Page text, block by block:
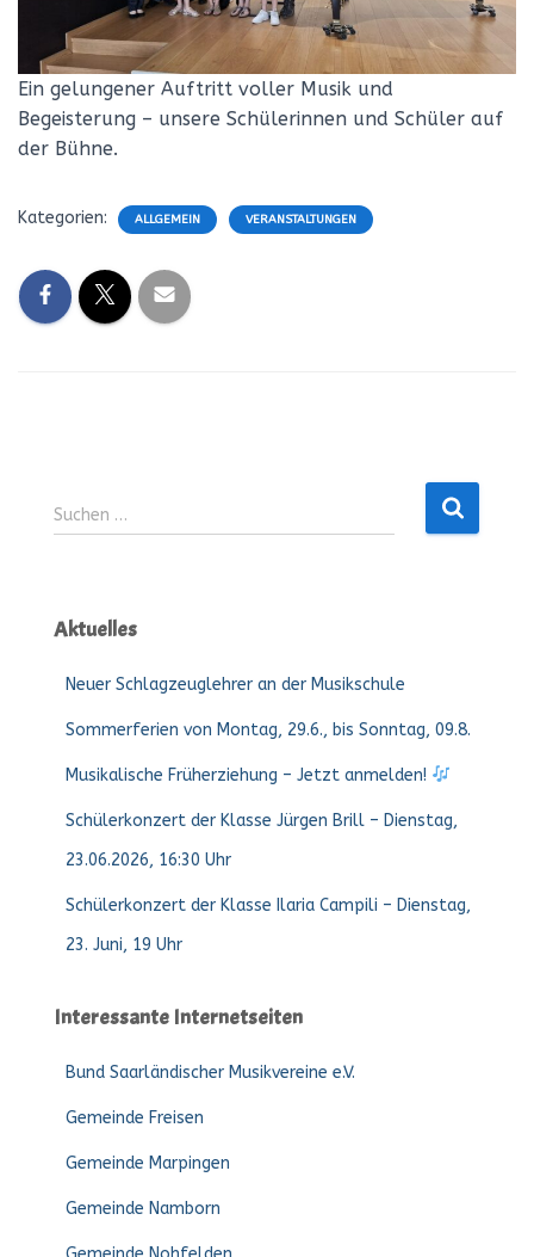
Ein gelungener Auftritt voller Musik und
Begeisterung – unsere Schülerinnen und Schüler auf
der Bühne.
Kategorien: ALLGEMEIN VERANSTALTUNGEN
Suchen
nach:
Suchen …
Aktuelles
Neuer Schlagzeuglehrer an der Musikschule
Sommerferien von Montag, 29.6., bis Sonntag, 09.8.
Musikalische Früherziehung – Jetzt anmelden!
Schülerkonzert der Klasse Jürgen Brill – Dienstag,
23.06.2026, 16:30 Uhr
Schülerkonzert der Klasse Ilaria Campili – Dienstag,
23. Juni, 19 Uhr
Interessante Internetseiten
Bund Saarländischer Musikvereine e.V.
Gemeinde Freisen
Gemeinde Marpingen
Gemeinde Namborn